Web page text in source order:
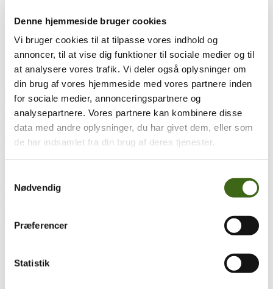
Denne hjemmeside bruger cookies
Vi bruger cookies til at tilpasse vores indhold og
annoncer, til at vise dig funktioner til sociale medier og til
at analysere vores trafik. Vi deler også oplysninger om
din brug af vores hjemmeside med vores partnere inden
for sociale medier, annonceringspartnere og
analysepartnere. Vores partnere kan kombinere disse
data med andre oplysninger, du har givet dem, eller som
de har indsamlet fra din brug af deres tjenester.
Nødvendig
Præferencer
Statistik
IMG_4332
FADB
IMG_4332
Træk og slip
Foreningen af Danske Buejægere (FADB)
Bygaden 43, Torrild
CVR: 37544906
Populære sider
Lokalforeninger